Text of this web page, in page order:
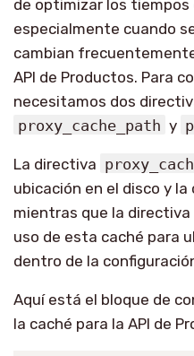
de optimizar los tiempos
especialmente cuando
cambian
API de Productos. Para
necesitamos dos
proxy_cache_path y
La directiva
ubicación en el disco y
mientras que la directiva
uso de esta caché para
dentro de la
Aquí está el bloque de
la caché para la API de